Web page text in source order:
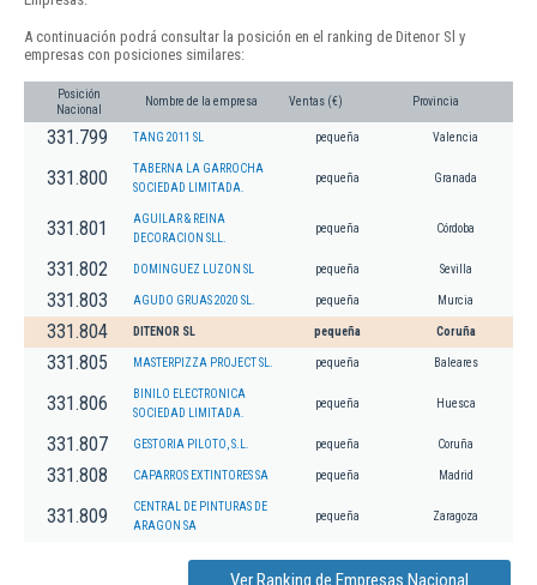
A continuación podrá consultar la posición en el ranking de Ditenor Sl y
empresas con posiciones similares:
Posición
Nacional
Nombre de la empresa Ventas (€) Provincia
331.799 TANG 2011 SL pequeña Valencia
331.800
TABERNA LA GARROCHA
SOCIEDAD LIMITADA.
pequeña Granada
331.801
AGUILAR & REINA
DECORACION SLL.
pequeña Córdoba
331.802 DOMINGUEZ LUZON SL pequeña Sevilla
331.803 AGUDO GRUAS 2020 SL. pequeña Murcia
331.804 DITENOR SL pequeña Coruña
331.805 MASTERPIZZA PROJECT SL. pequeña Baleares
331.806
BINILO ELECTRONICA
SOCIEDAD LIMITADA.
pequeña Huesca
331.807 GESTORIA PILOTO, S.L. pequeña Coruña
331.808 CAPARROS EXTINTORES SA pequeña Madrid
331.809
CENTRAL DE PINTURAS DE
ARAGON SA
pequeña Zaragoza
Ver Ranking de Empresas Nacional